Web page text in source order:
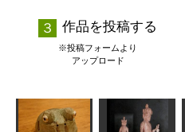
作品を投稿する
※投稿フォームより
アップロード